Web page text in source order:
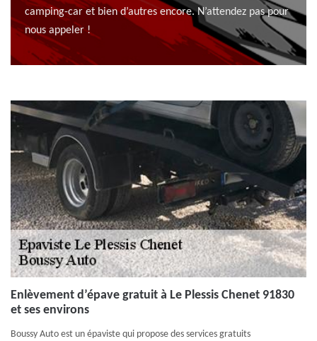
camping-car et bien d’autres encore. N’attendez pas pour
nous appeler !
Enlèvement d’épave gratuit à Le Plessis Chenet 91830
et ses environs
Boussy Auto est un épaviste qui propose des services gratuits